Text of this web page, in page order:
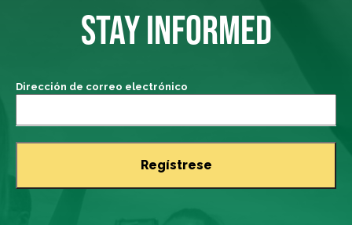
STAY INFORMED
Dirección de correo electrónico